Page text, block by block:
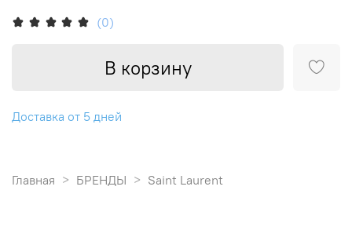
(0)
В корзину
Доставка от 5 дней
Главная БРЕНДЫ Saint Laurent